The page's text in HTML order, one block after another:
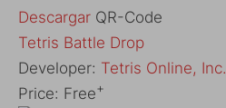
Descargar QR-Code
Tetris Battle Drop
Developer: Tetris Online, Inc.
Price: Free+